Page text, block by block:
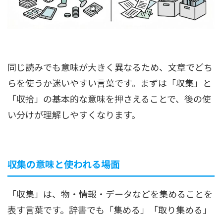
同じ読みでも意味が大きく異なるため、文章でどち
らを使うか迷いやすい言葉です。まずは「収集」と
「収拾」の基本的な意味を押さえることで、後の使
い分けが理解しやすくなります。
収集の意味と使われる場面
「収集」は、物・情報・データなどを集めることを
表す言葉です。辞書でも「集める」「取り集める」